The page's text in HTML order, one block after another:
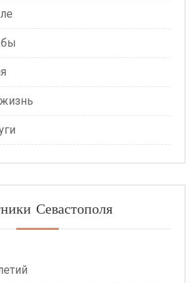
Севастополя